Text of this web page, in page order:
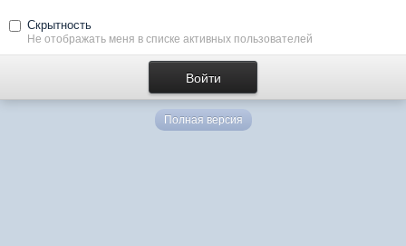
Скрытность
Не отображать меня в списке активных пользователей
Полная версия